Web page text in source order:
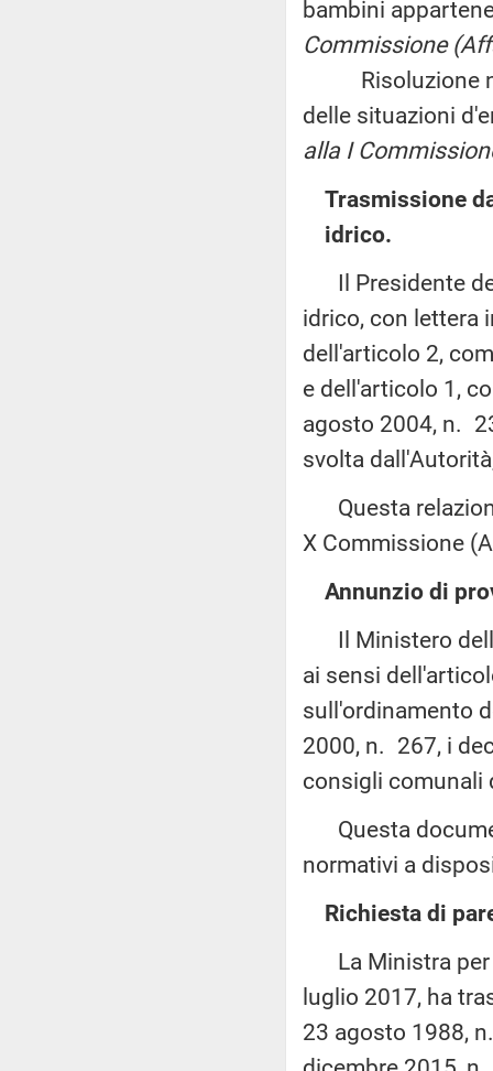
bambini
Commissione
Risoluzione n.
delle situazioni
alla I
Trasmissione
idrico.
Il Presidente
idrico, con lettera
dell'articolo 2,
e dell'articolo 1,
agosto 2004, n.
svolta
Questa
X Commissione
Annunzio di
Il Ministero
ai sensi
sull'ordinamento
2000, n. 267, i
consigli comunali
Questa
normativi a
Richiesta di
La Ministra per
luglio 2017, ha
23 agosto 1988,